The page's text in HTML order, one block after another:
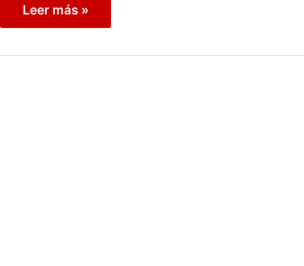
Leer más »